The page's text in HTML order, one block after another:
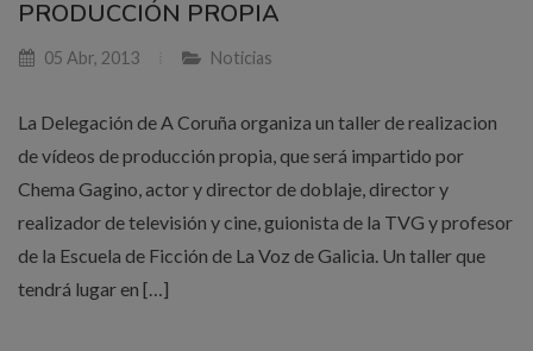
PRODUCCIÓN PROPIA
05 Abr, 2013 Noticias
La Delegación de A Coruña organiza un taller de realizacion
de vídeos de producción propia, que será impartido por
Chema Gagino, actor y director de doblaje, director y
realizador de televisión y cine, guionista de la TVG y profesor
de la Escuela de Ficción de La Voz de Galicia. Un taller que
tendrá lugar en […]